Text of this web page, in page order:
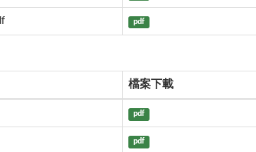
pdf
檔案下載
pdf
pdf